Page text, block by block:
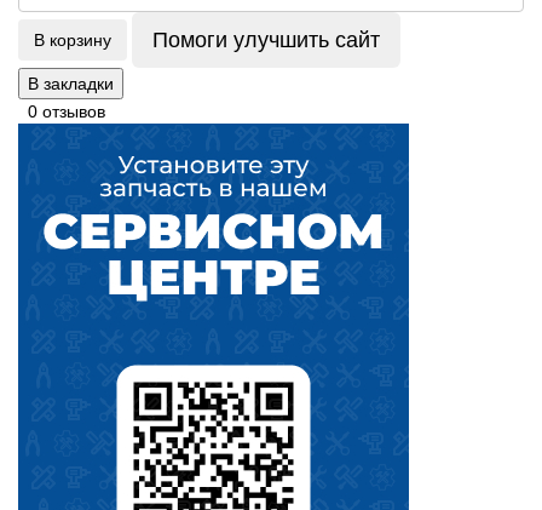
В корзину Помоги улучшить сайт
В закладки
0 отзывов